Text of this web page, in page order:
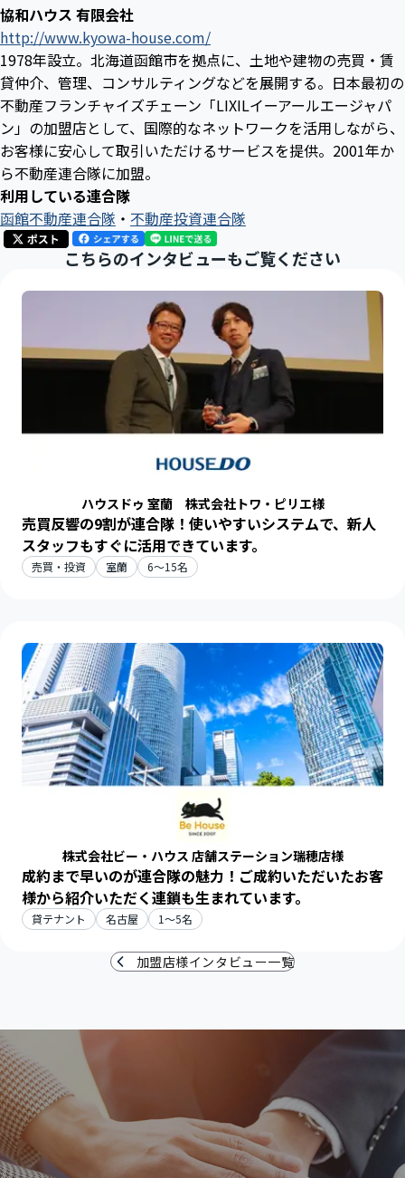
協和ハウス 有限会社
http://www.kyowa-house.com/
1978年設立。北海道函館市を拠点に、土地や建物の売買・賃
貸仲介、管理、コンサルティングなどを展開する。日本最初の
不動産フランチャイズチェーン「LIXILイーアールエージャパ
ン」の加盟店として、国際的なネットワークを活用しながら、
お客様に安心して取引いただけるサービスを提供。2001年か
ら不動産連合隊に加盟。
利用している連合隊
函館不動産連合隊 ・ 不動産投資連合隊
こちらのインタビューもご覧ください
ハウスドゥ 室蘭 株式会社トワ・ピリエ様
売買反響の9割が連合隊！使いやすいシステムで、新人
スタッフもすぐに活用できています。
売買・投資 室蘭 6～15名
株式会社ビー・ハウス 店舗ステーション瑞穂店様
成約まで早いのが連合隊の魅力！ご成約いただいたお客
様から紹介いただく連鎖も生まれています。
貸テナント 名古屋 1～5名
加盟店様インタビュー一覧